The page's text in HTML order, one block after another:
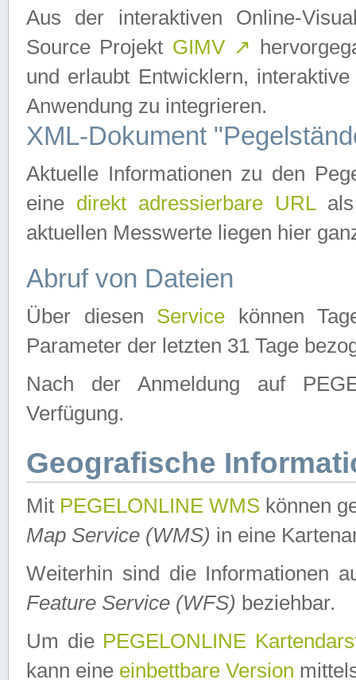
Aus der interaktiven Online-
Source Projekt GIMV ↗
und erlaubt Entwicklern,
Anwendung zu integrieren.
XML-Dokument
Aktuelle Informationen zu den
eine direkt adressierbare URLals
aktuellen Messwerte liegen hier
Abruf von Dateien
Über diesen Service können
Parameter der letzten 31 Tage
Nach der Anmeldung auf
Verfügung.
Geografische
Mit PEGELONLINE WMS können
Map Service (WMS) in eine
Weiterhin sind die Informationen
Feature Service (WFS) beziehbar.
Um die PEGELONLINE
kann eine einbettbare Version